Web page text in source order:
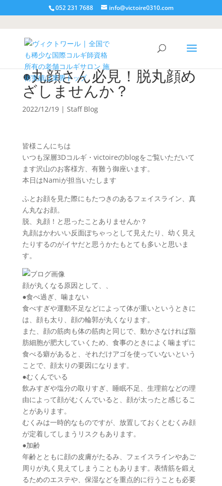
052 231 7688 info@victoire0310.com
●丸顔さん必見！脱丸顔め
ざしませんか？
2022/12/19| Staff Blog
皆様こんにちは
いつも深層3Dコルギ・victoireのblogをご覧いただいて
ます沢山のお客様方、有難う御座います。
本日はNamiが担当いたします
ふとお顔を見た際にもたつきのあるフェイスライン、真
ん丸なお顔。
脱、丸顔！と思ったことありませんか？
丸顔はかわいい反面ぽちゃっとして見えたり、幼く見え
たりするのがイヤだと思うかたもとても多いと思いま
す。
顔が丸くなる原因として、、
●食べ過ぎ、噛まない
食べすぎや運動不足などによって体が重いというときに
は、顔も太り、顔の輪郭が丸くなります。
また、顔の筋肉も体の筋肉と同じで、動かさなければ脂
肪細胞が肥大していくため、食事のときによく噛まずに
食べる癖があると、それだけアゴを使っていないという
ことで、顔太りの要因になります。
●むくんでいる
飲みすぎや塩分の取りすぎ、睡眠不足、生理前などの理
由によって顔がむくんでいると、顔が太ったと感じるこ
とがあります。
むくみは一時的なものですが、放置しておくとむくみ顔
が定着してしまうリスクもあります。
●加齢
年齢とともに顔の皮膚がたるみ、フェイスラインやあご
周りが丸く見えてしまうこともあります。表情筋を鍛え
るためのエステや、保湿などを重点的に行うことも必要